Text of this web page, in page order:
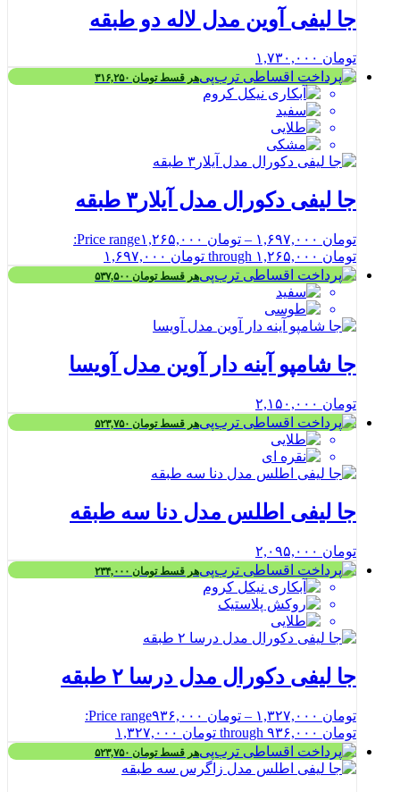
جا لیفی آوین مدل لاله دو طبقه
تومان
هر قسطتومان
جا لیفی دکورال مدل آیلار۳ طبقه
تومان – تومان
Price range:
تومان ۱,۲۶۵,۰۰۰ through تومان ۱,۶۹۷,۰۰۰
هر قسطتومان
جا شامپو آینه دار آوین مدل آویسا
تومان
هر قسطتومان
جا لیفی اطلس مدل دنا سه طبقه
تومان
هر قسطتومان
جا لیفی دکورال مدل درسا ۲ طبقه
تومان – تومان
Price range:
تومان ۹۳۶,۰۰۰ through تومان ۱,۳۲۷,۰۰۰
هر قسطتومان